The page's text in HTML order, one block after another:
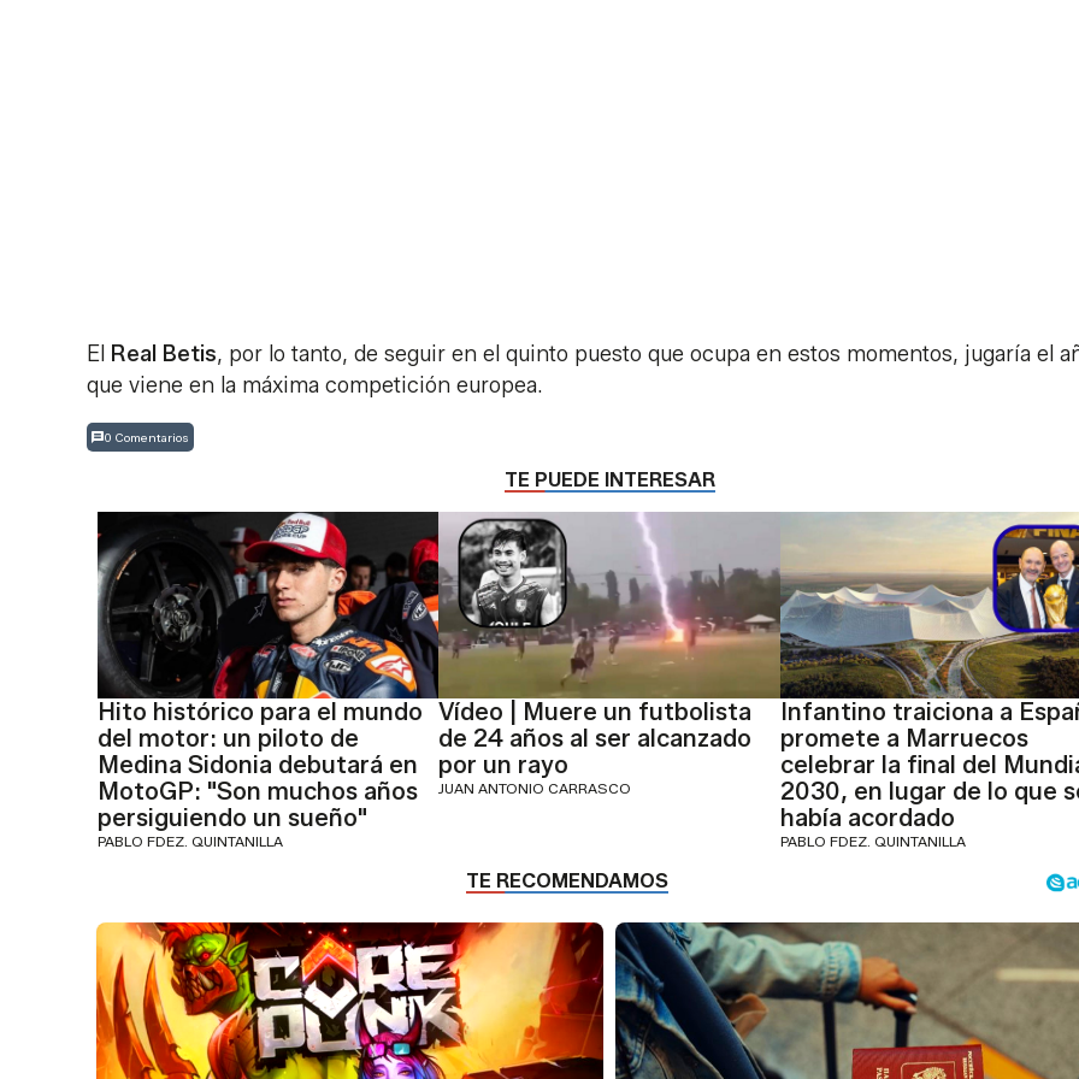
El Real Betis, por lo tanto, de seguir en el quinto puesto que ocupa en estos momentos, jugaría el
que viene en la máxima competición europea.
0 Comentarios
TE PUEDE INTERESAR
Hito histórico para el mundo
del motor: un piloto de
Medina Sidonia debutará en
MotoGP: "Son muchos años
persiguiendo un sueño"
PABLO FDEZ. QUINTANILLA
Vídeo | Muere un futbolista
de 24 años al ser alcanzado
por un rayo
JUAN ANTONIO CARRASCO
Infantino traiciona a
promete a Marruecos
celebrar la final del
2030, en lugar de lo que
había acordado
PABLO FDEZ. QUINTANILLA